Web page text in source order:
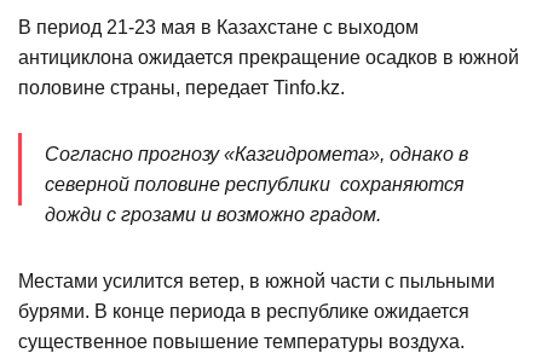
В период 21-23 мая в Казахстане с выходом
антициклона ожидается прекращение осадков в южной
половине страны, передает Tinfo.kz.
Согласно прогнозу «Казгидромета», однако в
северной половине республики сохраняются
дожди с грозами и возможно градом.
Местами усилится ветер, в южной части с пыльными
бурями. В конце периода в республике ожидается
существенное повышение температуры воздуха.